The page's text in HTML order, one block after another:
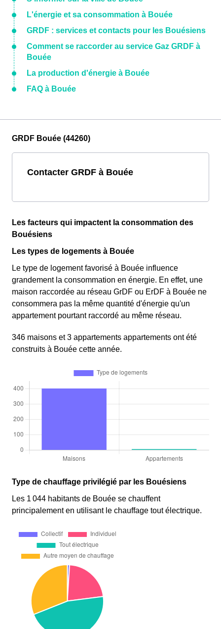
L'énergie et sa consommation à Bouée
GRDF : services et contacts pour les Bouésiens
Comment se raccorder au service Gaz GRDF à
Bouée
La production d'énergie à Bouée
FAQ à Bouée
GRDF Bouée (44260)
Contacter GRDF à Bouée
Les facteurs qui impactent la consommation des
Bouésiens
Les types de logements à Bouée
Le type de logement favorisé à Bouée influence
grandement la consommation en énergie. En effet, une
maison raccordée au réseau GrDF ou ErDF à Bouée ne
consommera pas la même quantité d'énergie qu'un
appartement pourtant raccordé au même réseau.
346 maisons et 3 appartements appartements ont été
construits à Bouée cette année.
Type de chauffage privilégié par les Bouésiens
Les 1 044 habitants de Bouée se chauffent
principalement en utilisant le chauffage tout électrique.